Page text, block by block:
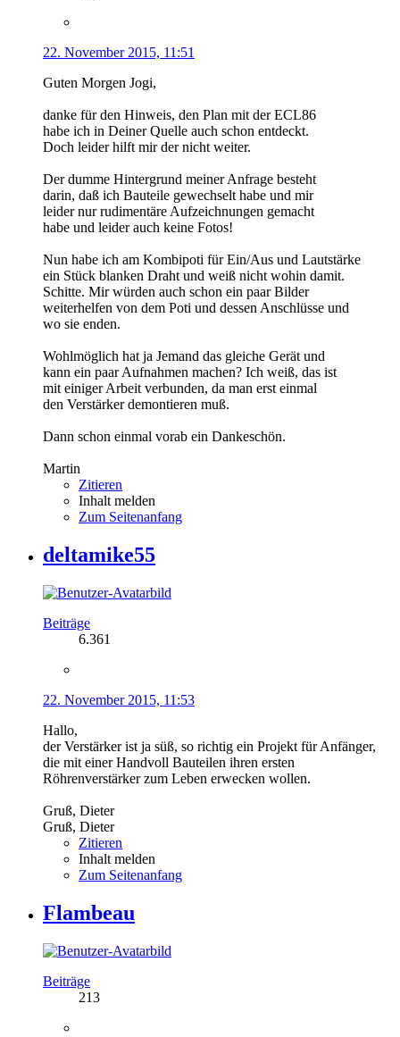
22. November 2015, 11:51
Guten Morgen Jogi,
danke für den Hinweis, den Plan mit der ECL86
habe ich in Deiner Quelle auch schon entdeckt.
Doch leider hilft mir der nicht weiter.
Der dumme Hintergrund meiner Anfrage besteht
darin, daß ich Bauteile gewechselt habe und mir
leider nur rudimentäre Aufzeichnungen gemacht
habe und leider auch keine Fotos!
Nun habe ich am Kombipoti für Ein/Aus und Lautstärke
ein Stück blanken Draht und weiß nicht wohin damit.
Schitte. Mir würden auch schon ein paar Bilder
weiterhelfen von dem Poti und dessen Anschlüsse und
wo sie enden.
Wohlmöglich hat ja Jemand das gleiche Gerät und
kann ein paar Aufnahmen machen? Ich weiß, das ist
mit einiger Arbeit verbunden, da man erst einmal
den Verstärker demontieren muß.
Dann schon einmal vorab ein Dankeschön.
Martin
Zitieren
Inhalt melden
Zum Seitenanfang
deltamike55
Beiträge
6.361
22. November 2015, 11:53
Hallo,
der Verstärker ist ja süß, so richtig ein Projekt für Anfänger,
die mit einer Handvoll Bauteilen ihren ersten
Röhrenverstärker zum Leben erwecken wollen.
Gruß, Dieter
Gruß, Dieter
Zitieren
Inhalt melden
Zum Seitenanfang
Flambeau
Beiträge
213